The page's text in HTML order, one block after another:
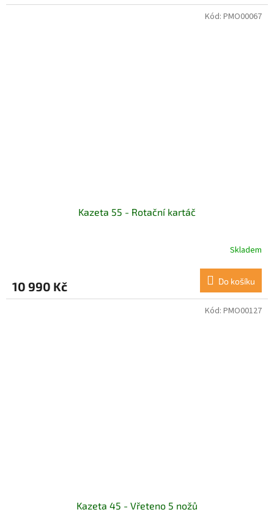
Kazeta 55 - Rotační kartáč
Skladem
10 990 Kč Do košíku
Kód: PMO00067
Kazeta 45 - Vřeteno 5 nožů
Kód: PMO00127